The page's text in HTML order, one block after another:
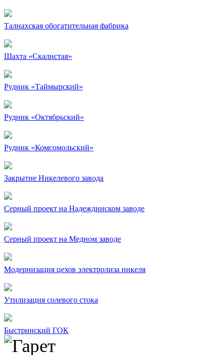
Талнахская обогатительная фабрика
Шахта «Скалистая»
Рудник «Таймырский»
Рудник «Октябрьский»
Рудник «Комсомольский»
Закрытие Никелевого завода
Серный проект на Надеждинском заводе
Серный проект на Медном заводе
Модернизация цехов электролиза никеля
Утилизация солевого стока
Быстринский ГОК